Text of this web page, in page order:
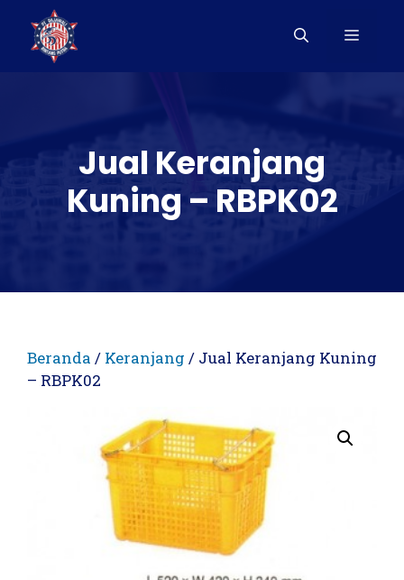
Langsung
Menu
Jual Keranjang
Kuning – RBPK02
Beranda / Keranjang / Jual Keranjang Kuning
– RBPK02